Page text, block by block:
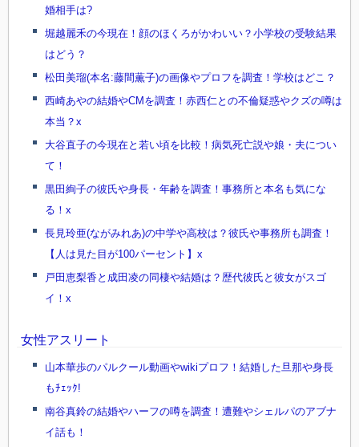
婚相手は?
堀越麗禾の今現在！顔のほくろがかわいい？小学校の受験結果
はどう？
松田美瑠(本名:藤間薫子)の画像やプロフを調査！学校はどこ？
西崎あやの結婚やCMを調査！赤西仁との不倫疑惑やクズの噂は
本当？x
大谷直子の今現在と若い頃を比較！病気死亡説や娘・夫につい
て！
黒田絢子の彼氏や身長・年齢を調査！事務所と本名も気にな
る！x
長見玲亜(ながみれあ)の中学や高校は？彼氏や事務所も調査！
【人は見た目が100パーセント】x
戸田恵梨香と成田凌の同棲や結婚は？歴代彼氏と彼女がスゴ
イ！x
女性アスリート
山本華歩のパルクール動画やwikiプロフ！結婚した旦那や身長
もﾁｪｯｸ!
南谷真鈴の結婚やハーフの噂を調査！遭難やシェルパのアブナ
イ話も！